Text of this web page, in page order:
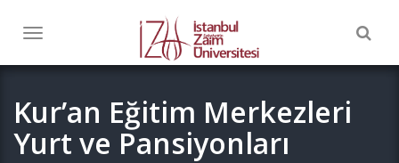
Toggle
Kur’an Eğitim Merkezleri
Yurt ve Pansiyonları